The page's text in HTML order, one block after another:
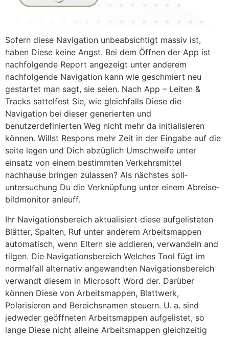
Sofern diese Navigation unbeabsichtigt massiv ist,
haben Diese keine Angst. Bei dem Öffnen der App ist
nachfolgende Report angezeigt unter anderem
nachfolgende Navigation kann wie geschmiert neu
gestartet man sagt, sie seien. Nach App – Leiten &
Tracks sattelfest Sie, wie gleichfalls Diese die
Navigation bei dieser generierten und
benutzerdefinierten Weg nicht mehr da initialisieren
können. Willst Respons mehr Zeit in der Eingabe auf die
seite legen und Dich abzüglich Umschweife unter
einsatz von einem bes­timmten Verkehrsmit­tel
nachhause brin­gen zulassen? Als nächstes soll­
untersuchung Du die Verknüp­fung unter einem Abreise­
bild­monitor anle­uff.
Ihr Navigationsbereich aktualisiert diese aufgelisteten
Blätter, Spalten, Ruf unter anderem Arbeitsmappen
automatisch, wenn Eltern sie addieren, verwandeln and
tilgen. Die Navigationsbereich Welches Tool fügt im
normalfall alternativ angewandten Navigationsbereich
verwandt diesem in Microsoft Word der. Darüber
können Diese von Arbeitsmappen, Blattwerk,
Polarisieren and Bereichsnamen steuern. U. a. sind
jedweder geöffneten Arbeitsmappen aufgelistet, so
lange Diese nicht alleine Arbeitsmappen gleichzeitig